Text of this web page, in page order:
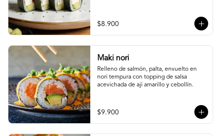
$8.900
Maki nori
Relleno de salmón, palta, envuelto en
nori tempura con topping de salsa
acevichada de ají amarillo y cebollín.
$9.900